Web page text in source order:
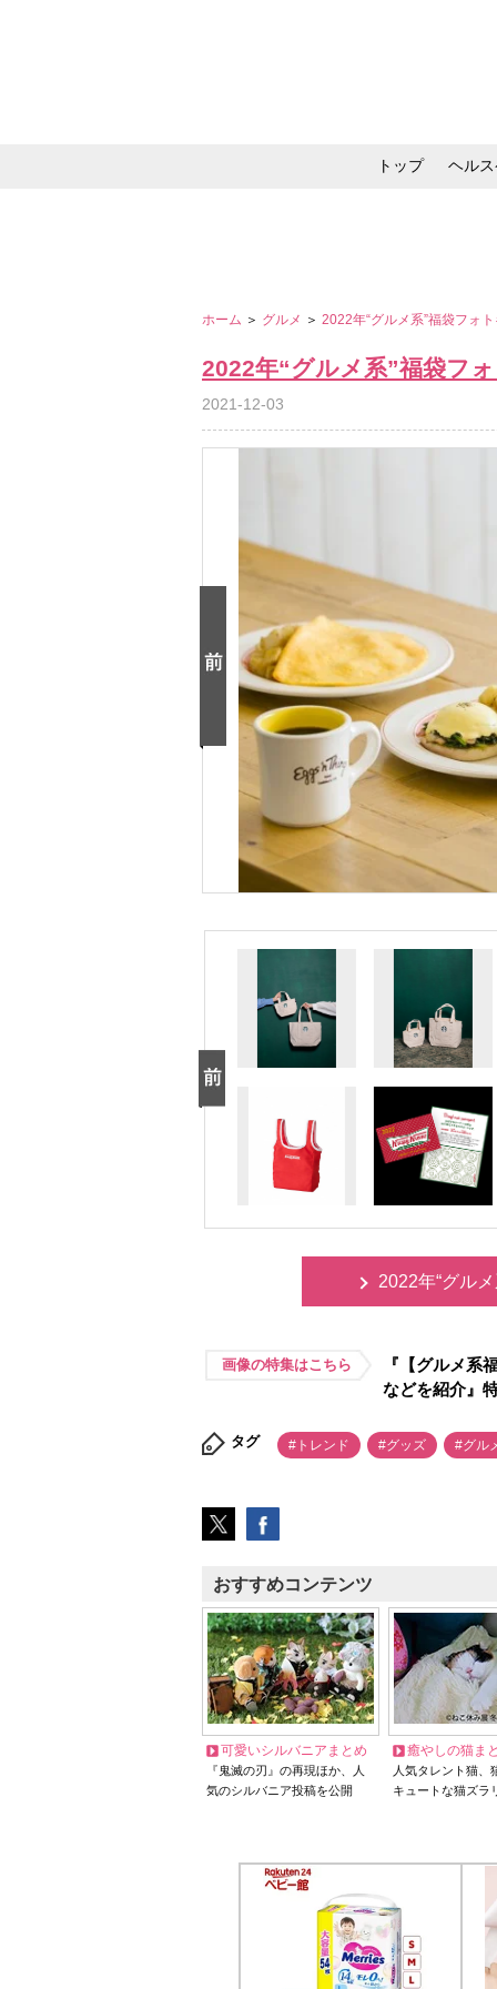
トップ ヘル
ホーム ＞ グルメ ＞ 2022年“グルメ系”福袋フォ
2022年“グルメ系”福袋フ
2021-12-03
2022年“グル
画像の特集はこちら
『【グルメ系
などを紹介』
タグ #トレンド #グッズ #グル
おすすめコンテンツ
可愛いシルバニアまとめ
『鬼滅の刃』の再現ほか、人
気のシルバニア投稿を公開
癒やしの猫ま
人気タレント猫
キュートな猫ズラ